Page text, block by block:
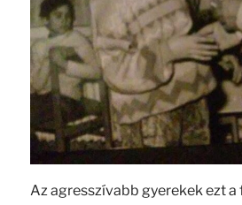
Az agresszívabb gyerekek ezt